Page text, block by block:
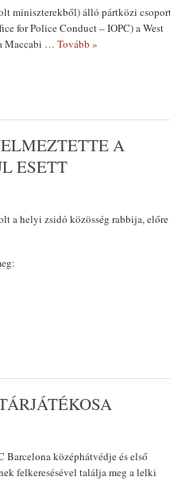
miniszterekből) álló pártközi
for Police Conduct – IOPC) a West
Maccabi … Tovább »
A
ESETT
a helyi zsidó közösség rabbija, előre
Barcelona középhátvédje és első
felkeresésével találja meg a lelki